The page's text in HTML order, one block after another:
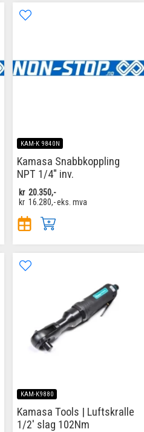
KAM-K 9840N
Kamasa Snabbkoppling
NPT 1/4" inv.
kr 20.350,-
kr 16.280,-eks. mva
KAM-K9880
Kamasa Tools | Luftskralle
1/2' slag 102Nm